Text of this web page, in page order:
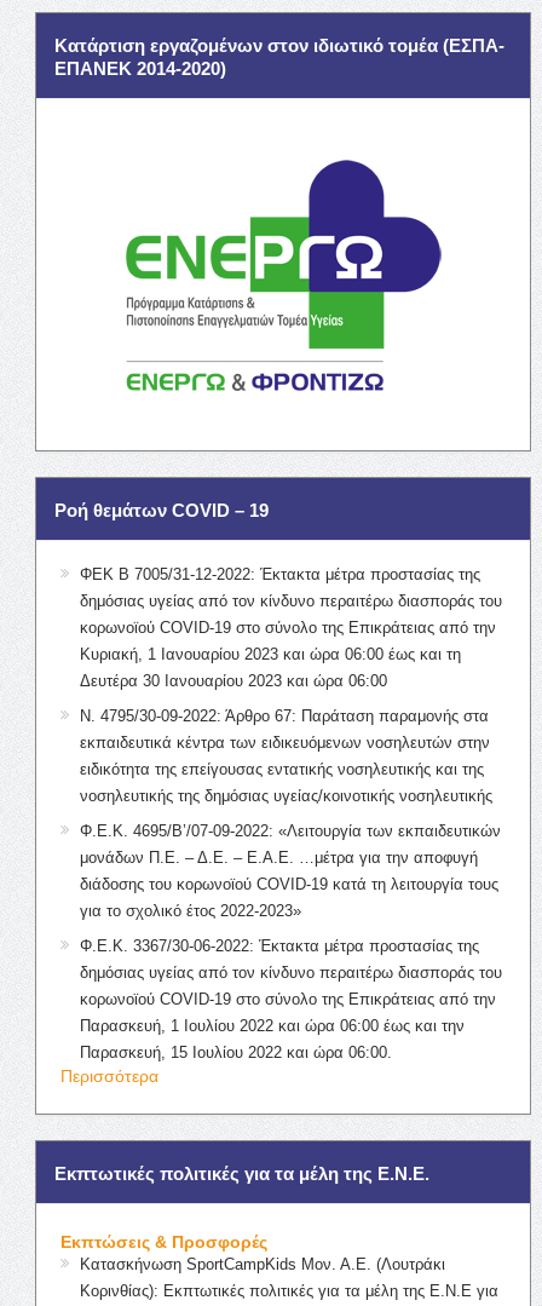
Κατάρτιση εργαζομένων στον ιδιωτικό τομέα (ΕΣΠΑ-
ΕΠΑΝΕΚ 2014-2020)
Ροή θεμάτων COVID – 19
ΦΕΚ Β 7005/31-12-2022: Έκτακτα μέτρα προστασίας της
δημόσιας υγείας από τον κίνδυνο περαιτέρω διασποράς του
κορωνοϊού COVID-19 στο σύνολο της Επικράτειας από την
Κυριακή, 1 Ιανουαρίου 2023 και ώρα 06:00 έως και τη
Δευτέρα 30 Ιανουαρίου 2023 και ώρα 06:00
Ν. 4795/30-09-2022: Άρθρο 67: Παράταση παραμονής στα
εκπαιδευτικά κέντρα των ειδικευόμενων νοσηλευτών στην
ειδικότητα της επείγουσας εντατικής νοσηλευτικής και της
νοσηλευτικής της δημόσιας υγείας/κοινοτικής νοσηλευτικής
Φ.Ε.Κ. 4695/Β’/07-09-2022: «Λειτουργία των εκπαιδευτικών
μονάδων Π.Ε. – Δ.Ε. – Ε.Α.Ε. …μέτρα για την αποφυγή
διάδοσης του κορωνοϊού COVID-19 κατά τη λειτουργία τους
για το σχολικό έτος 2022-2023»
Φ.Ε.Κ. 3367/30-06-2022: Έκτακτα μέτρα προστασίας της
δημόσιας υγείας από τον κίνδυνο περαιτέρω διασποράς του
κορωνοϊού COVID-19 στο σύνολο της Επικράτειας από την
Παρασκευή, 1 Ιουλίου 2022 και ώρα 06:00 έως και την
Παρασκευή, 15 Ιουλίου 2022 και ώρα 06:00.
Περισσότερα
Εκπτωτικές πολιτικές για τα μέλη της Ε.Ν.Ε.
Εκπτώσεις & Προσφορές
Κατασκήνωση SportCampKids Μον. Α.Ε. (Λουτράκι
Κορινθίας): Εκπτωτικές πολιτικές για τα μέλη της Ε.Ν.Ε για